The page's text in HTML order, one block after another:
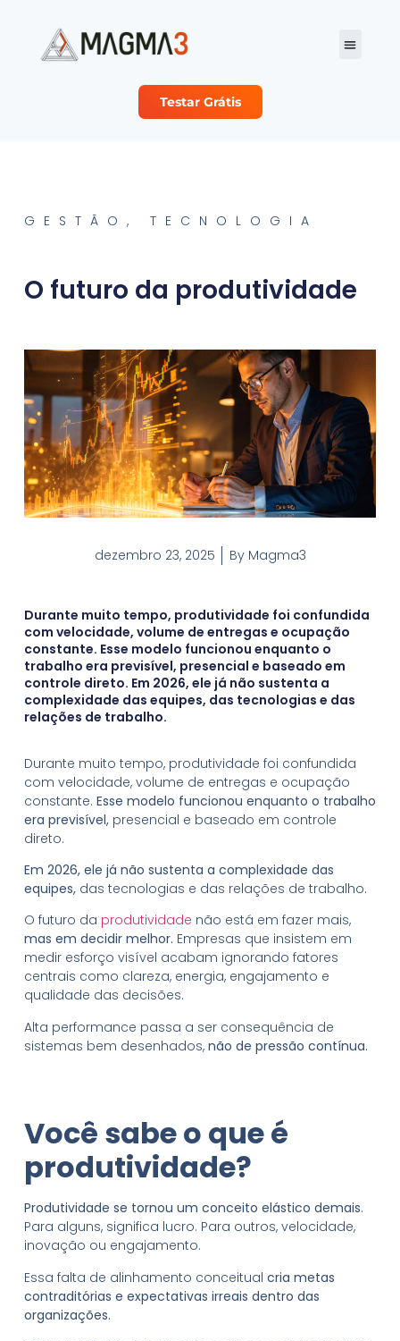
Testar Grátis
GESTÃO , TECNOLOGIA
O futuro da produtividade
dezembro 23, 2025 ByMagma3
Durante muito tempo, produtividade foi confundida
com velocidade, volume de entregas e ocupação
constante. Esse modelo funcionou enquanto o
trabalho era previsível, presencial e baseado em
controle direto. Em 2026, ele já não sustenta a
complexidade das equipes, das tecnologias e das
relações de trabalho.
Durante muito tempo, produtividade foi confundida
com velocidade, volume de entregas e ocupação
constante. Esse modelo funcionou enquanto o trabalho
era previsível,presencial e baseado em controle
direto.
Em 2026, ele já não sustenta a complexidade das
equipes,das tecnologias e das relações de trabalho.
O futuro da produtividade não está em fazer mais,
mas em decidir melhor. Empresas que insistem em
medir esforço visível acabam ignorando fatores
centrais como clareza, energia, engajamento e
qualidade das decisões.
Alta performance passa a ser consequência de
sistemas bem desenhados, não de pressão contínua.
Você sabe o que é
produtividade?
Produtividade se tornou um conceito elástico demais.
Para alguns, significa lucro. Para outros, velocidade,
inovação ou engajamento.
Essa falta de alinhamento conceitual cria metas
contraditórias e expectativas irreais dentro das
organizações.